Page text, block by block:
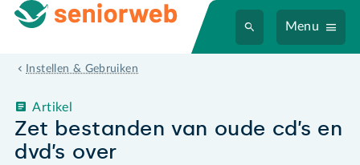
Menu
Instellen & Gebruiken
Zet bestanden van oude cd’s en
dvd’s over
Artikel